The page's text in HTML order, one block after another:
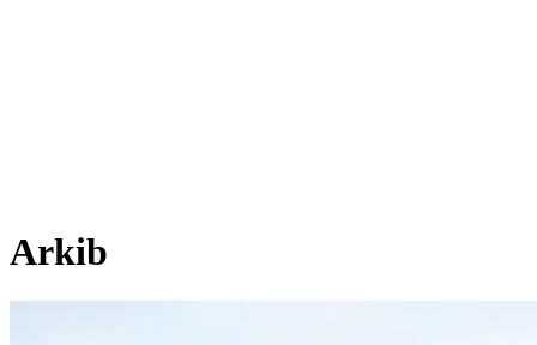
Arkib